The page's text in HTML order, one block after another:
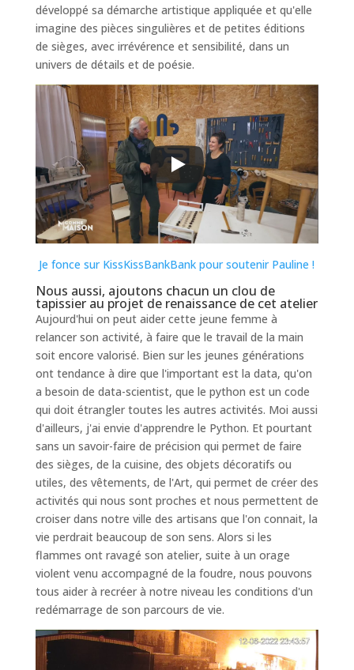
développé sa démarche artistique appliquée et qu'elle
imagine des pièces singulières et de petites éditions
de sièges, avec irrévérence et sensibilité, dans un
univers de détails et de poésie.
Je fonce sur KissKissBankBank pour soutenir Pauline !
Nous aussi, ajoutons chacun un clou de
tapissier au projet de renaissance de cet atelier
Aujourd'hui on peut aider cette jeune femme à
relancer son activité, à faire que le travail de la main
soit encore valorisé. Bien sur les jeunes générations
ont tendance à dire que l'important est la data, qu'on
a besoin de data-scientist, que le python est un code
qui doit étrangler toutes les autres activités. Moi aussi
d'ailleurs, j'ai envie d'apprendre le Python. Et pourtant
sans un savoir-faire de précision qui permet de faire
des sièges, de la cuisine, des objets décoratifs ou
utiles, des vêtements, de l'Art, qui permet de créer des
activités qui nous sont proches et nous permettent de
croiser dans notre ville des artisans que l'on connait, la
vie perdrait beaucoup de son sens. Alors si les
flammes ont ravagé son atelier, suite à un orage
violent venu accompagné de la foudre, nous pouvons
tous aider à recréer à notre niveau les conditions d'un
redémarrage de son parcours de vie.